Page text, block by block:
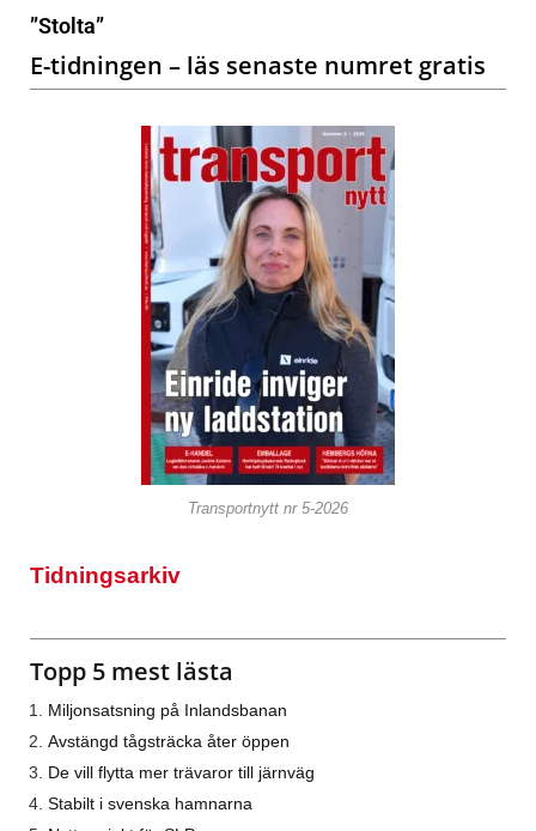
”Stolta”
E-tidningen – läs senaste numret gratis
Transportnytt nr 5-2026
Tidningsarkiv
Topp 5 mest lästa
Miljonsatsning på Inlandsbanan
Avstängd tågsträcka åter öppen
De vill flytta mer trävaror till järnväg
Stabilt i svenska hamnarna